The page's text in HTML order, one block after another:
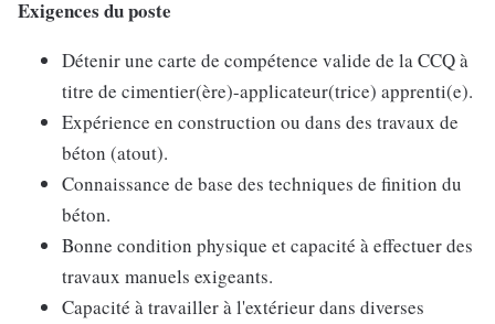
Exigences du poste
Détenir une carte de compétence valide de la CCQ à
titre de cimentier(ère)-applicateur(trice) apprenti(e).
Expérience en construction ou dans des travaux de
béton (atout).
Connaissance de base des techniques de finition du
béton.
Bonne condition physique et capacité à effectuer des
travaux manuels exigeants.
Capacité à travailler à l'extérieur dans diverses